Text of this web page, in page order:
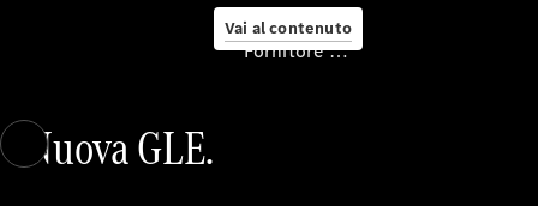
Vai al contenuto
l'assistenza
Fornitore / protezione dati
Nuova GLE.